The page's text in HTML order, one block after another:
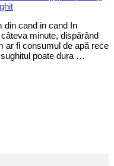
din cand in cand In
minute, dispărând
ar fi consumul de apă rece
poate dura …